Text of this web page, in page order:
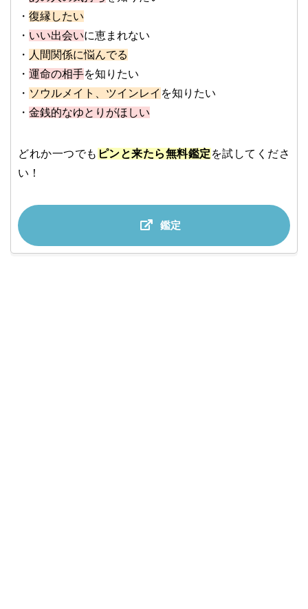
・ 復縁したい
・ いい出会いに恵まれない
・ 人間関係に悩んでる
・ 運命の相手を知りたい
・ ソウルメイト、ツインレイ を知りたい
・ 金銭的なゆとりがほしい
どれか一つでも ピンと来たら無料鑑定 を試してくださ
い！
鑑定